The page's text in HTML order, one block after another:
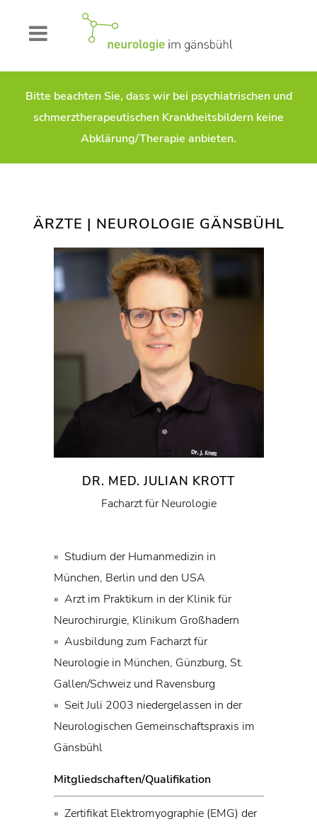
Bitte beachten Sie, dass wir bei psychiatrischen und
schmerztherapeutischen Krankheitsbildern keine
Abklärung/Therapie anbieten.
ÄRZTE | NEUROLOGIE GÄNSBÜHL
DR. MED. JULIAN KROTT
Facharzt für Neurologie
» Studium der Humanmedizin in
München, Berlin und den USA
» Arzt im Praktikum in der Klinik für
Neurochirurgie, Klinikum Großhadern
» Ausbildung zum Facharzt für
Neurologie in München, Günzburg, St.
Gallen/Schweiz und Ravensburg
» Seit Juli 2003 niedergelassen in der
Neurologischen Gemeinschaftspraxis im
Gänsbühl
Mitgliedschaften/Qualifikation
» Zertifikat Elektromyographie (EMG) der